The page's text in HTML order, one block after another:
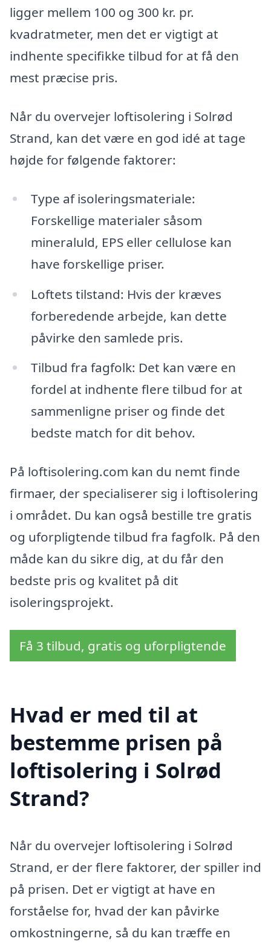
ligger mellem 100 og 300 kr. pr.
kvadratmeter, men det er vigtigt at
indhente specifikke tilbud for at få den
mest præcise pris.
Når du overvejer loftisolering i Solrød
Strand, kan det være en god idé at tage
højde for følgende faktorer:
Type af isoleringsmateriale:
Forskellige materialer såsom
mineraluld, EPS eller cellulose kan
have forskellige priser.
Loftets tilstand: Hvis der kræves
forberedende arbejde, kan dette
påvirke den samlede pris.
Tilbud fra fagfolk: Det kan være en
fordel at indhente flere tilbud for at
sammenligne priser og finde det
bedste match for dit behov.
På loftisolering.com kan du nemt finde
firmaer, der specialiserer sig i loftisolering
i området. Du kan også bestille tre gratis
og uforpligtende tilbud fra fagfolk. På den
måde kan du sikre dig, at du får den
bedste pris og kvalitet på dit
isoleringsprojekt.
Få 3 tilbud, gratis og uforpligtende
Hvad er med til at
bestemme prisen på
loftisolering i Solrød
Strand?
Når du overvejer loftisolering i Solrød
Strand, er der flere faktorer, der spiller ind
på prisen. Det er vigtigt at have en
forståelse for, hvad der kan påvirke
omkostningerne, så du kan træffe en